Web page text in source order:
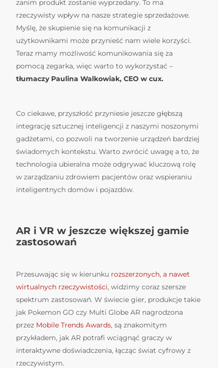
zanim produkt zostanie wyprzedany. To ma
rzeczywisty wpływ na nasze strategie sprzedażowe.
Myślę, że skupienie się na komunikacji z
użytkownikami może przynieść nam wiele korzyści.
Teraz mamy możliwość komunikowania się za
pomocą zegarka, więc warto to wykorzystać –
tłumaczy Paulina Walkowiak, CEO w cux.
Co ciekawe, przyszłość przyniesie jeszcze głębszą
integrację sztucznej inteligencji z naszymi noszonymi
gadżetami, co pozwoli na tworzenie urządzeń bardziej
świadomych kontekstu. Warto zwrócić uwagę a to, że
technologia ubieralna może odgrywać kluczową rolę
w zarządzaniu zdrowiem pacjentów oraz wspieraniu
inteligentnych domów i pojazdów.
AR i VR w jeszcze większej gamie
zastosowań
Przesuwając się w kierunku rozszerzonych, a nawet
wirtualnych rzeczywistości, widzimy coraz szersze
spektrum zastosowań. W świecie gier, produkcje takie
jak Pokemon GO czy Multi Globe AR nagrodzona
przez Mobile Trends Awards, są znakomitym
przykładem, jak AR potrafi wciągnąć graczy w
interaktywne doświadczenia, łącząc świat cyfrowy z
rzeczywistym.